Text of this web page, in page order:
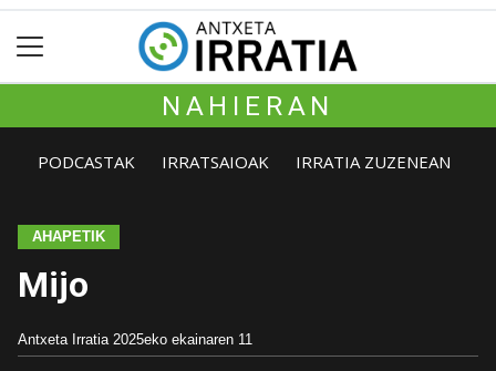
NAHIERAN
PODCASTAK IRRATSAIOAK IRRATIA ZUZENEAN
AHAPETIK
Mijo
Antxeta Irratia 2025eko ekainaren 11